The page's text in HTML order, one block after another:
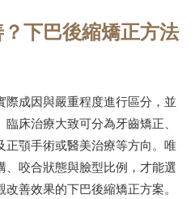
下巴後縮矯正方法
成因與嚴重程度進行區分，並
床治療大致可分為牙齒矯正、
正顎手術或醫美治療等方向。唯
咬合狀態與臉型比例，才能選
善效果的下巴後縮矯正方案。